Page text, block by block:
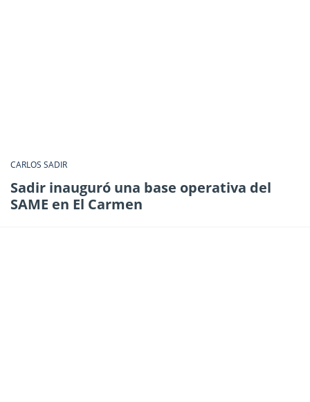
CARLOS SADIR
Sadir inauguró una base operativa del
SAME en El Carmen